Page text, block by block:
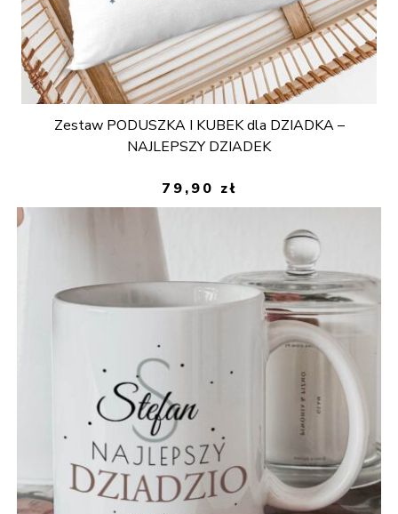
Zestaw PODUSZKA I KUBEK dla DZIADKA –
NAJLEPSZY DZIADEK
79,90 zł